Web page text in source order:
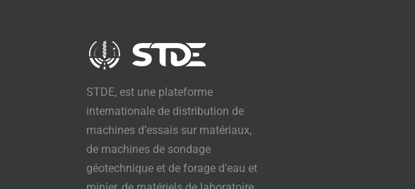
STDE, est une plateforme
internationale de distribution de
machines d’essais sur matériaux,
de machines de sondage
géotechnique et de forage d’eau et